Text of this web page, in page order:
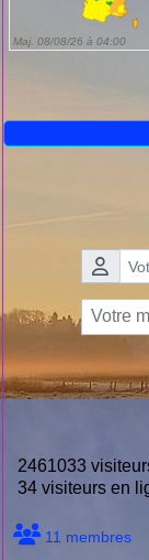
2461033
34 visiteurs en
11 membres